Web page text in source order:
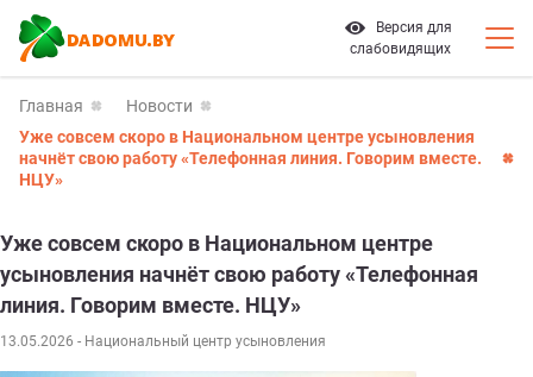
Версия для
слабовидящих
Главная
Новости
Уже совсем скоро в Национальном центре усыновления
начнёт свою работу «Телефонная линия. Говорим вместе.
НЦУ»
Уже совсем скоро в Национальном центре
усыновления начнёт свою работу «Телефонная
линия. Говорим вместе. НЦУ»
13.05.2026 - Национальный центр усыновления